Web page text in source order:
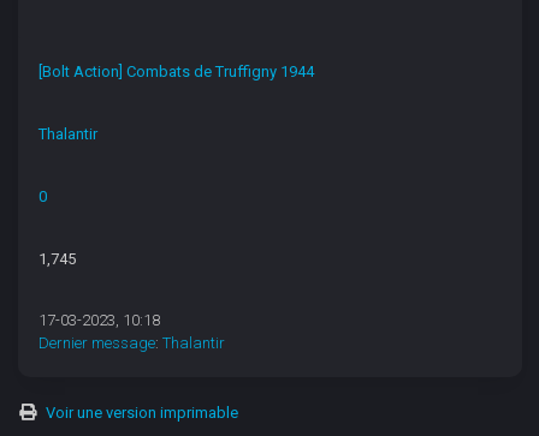
[Bolt Action] Combats de Truffigny 1944
Thalantir
0
1,745
17-03-2023, 10:18
Dernier message:Thalantir
Voir une version imprimable